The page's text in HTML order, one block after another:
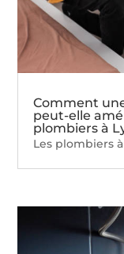
Comment
peut-elle
plombiers à
Les plombiers